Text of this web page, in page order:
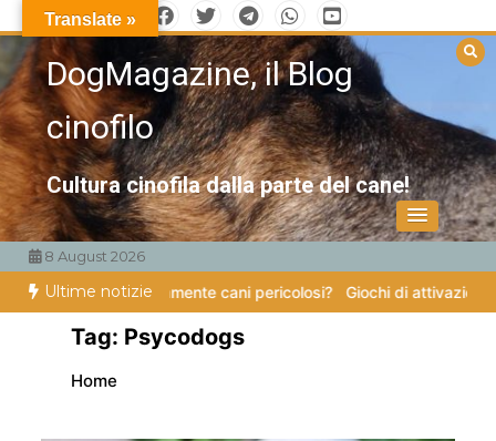
al
contenutoDogMagazine, il Blog
cinofilo
Cultura cinofila dalla parte del cane!
8 August 2026
Ultime notizie
veramente cani pericolosi? Giochi di attivazione mentale – il
Tag: Psycodogs
Home
Translate »